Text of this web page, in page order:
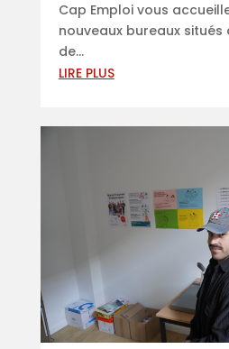
Cap Emploi vous
nouveaux bureaux situés
de...
LIRE PLUS